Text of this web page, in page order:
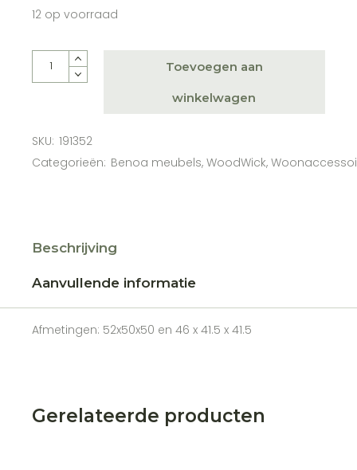
12 op voorraad
Lead & Bronze Side Table 52/46 quantity
Toevoegen aan
winkelwagen
SKU: 191352
Categorieën: Benoa meubels,WoodWick,
Beschrijving
Aanvullende informatie
Afmetingen: 52x50x50 en 46 x 41.5 x 41.5
Gerelateerde producten